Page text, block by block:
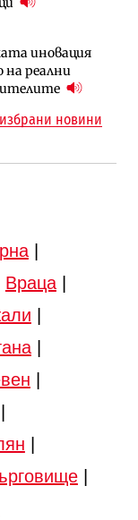
иновация
реални
на
бъдещата
новини
|
Враца|
|
|